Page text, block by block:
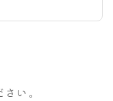
い。